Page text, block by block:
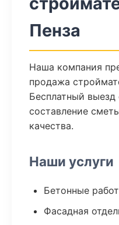
Пенза
Наша компания
продажа
Бесплатный выезд
составление
качества.
Наши услуги
Бетонные
Фасадная